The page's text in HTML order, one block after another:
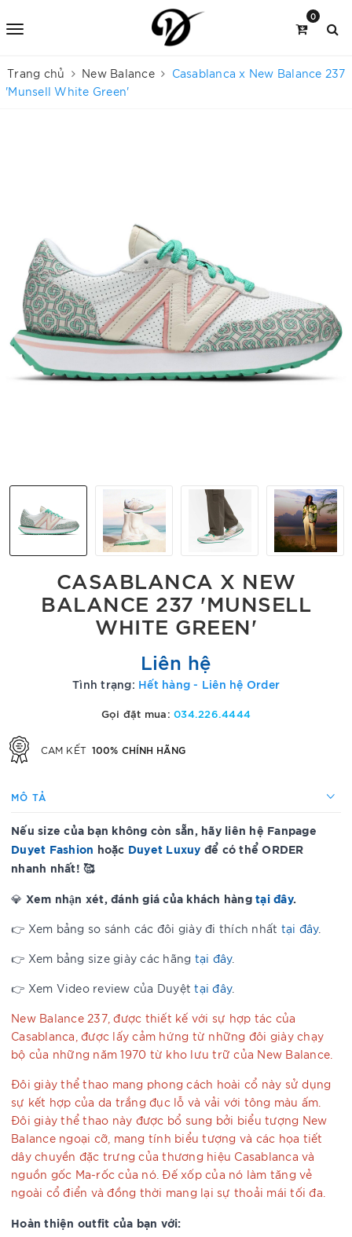
0
Trang chủ New Balance
Casablanca x New Balance 237
'Munsell White Green'
CASABLANCA X NEW
BALANCE 237 'MUNSELL
WHITE GREEN'
Liên hệ
Tình trạng: Hết hàng - Liên hệ Order
Gọi đặt mua:034.226.4444
CAM KẾT 100% CHÍNH HÃNG
MÔ TẢ
Nếu size của bạn không còn sẵn, hãy liên hệ Fanpage
Duyet Fashion hoặc Duyet Luxuy để có thể ORDER
nhanh nhất! 🥰
💎 Xem nhận xét, đánh giá của khách hàng tại đây.
👉 Xem bảng so sánh các đôi giày đi thích nhất tại đây.
👉 Xem bảng size giày các hãng tại đây.
👉 Xem Video review của Duyệttại đây.
New Balance 237, được thiết kế với sự hợp tác của
Casablanca, được lấy cảm hứng từ những đôi giày chạy
bộ của những năm 1970 từ kho lưu trữ của New Balance.
Đôi giày thể thao mang phong cách hoài cổ này sử dụng
sự kết hợp của da trắng đục lỗ và vải với tông màu ấm.
Đôi giày thể thao này được bổ sung bởi biểu tượng New
Balance ngoại cỡ, mang tính biểu tượng và các họa tiết
dây chuyền đặc trưng của thương hiệu Casablanca và
nguồn gốc Ma-rốc của nó. Đế xốp của nó làm tăng vẻ
ngoài cổ điển và đồng thời mang lại sự thoải mái tối đa.
Hoàn thiện outfit của bạn với: